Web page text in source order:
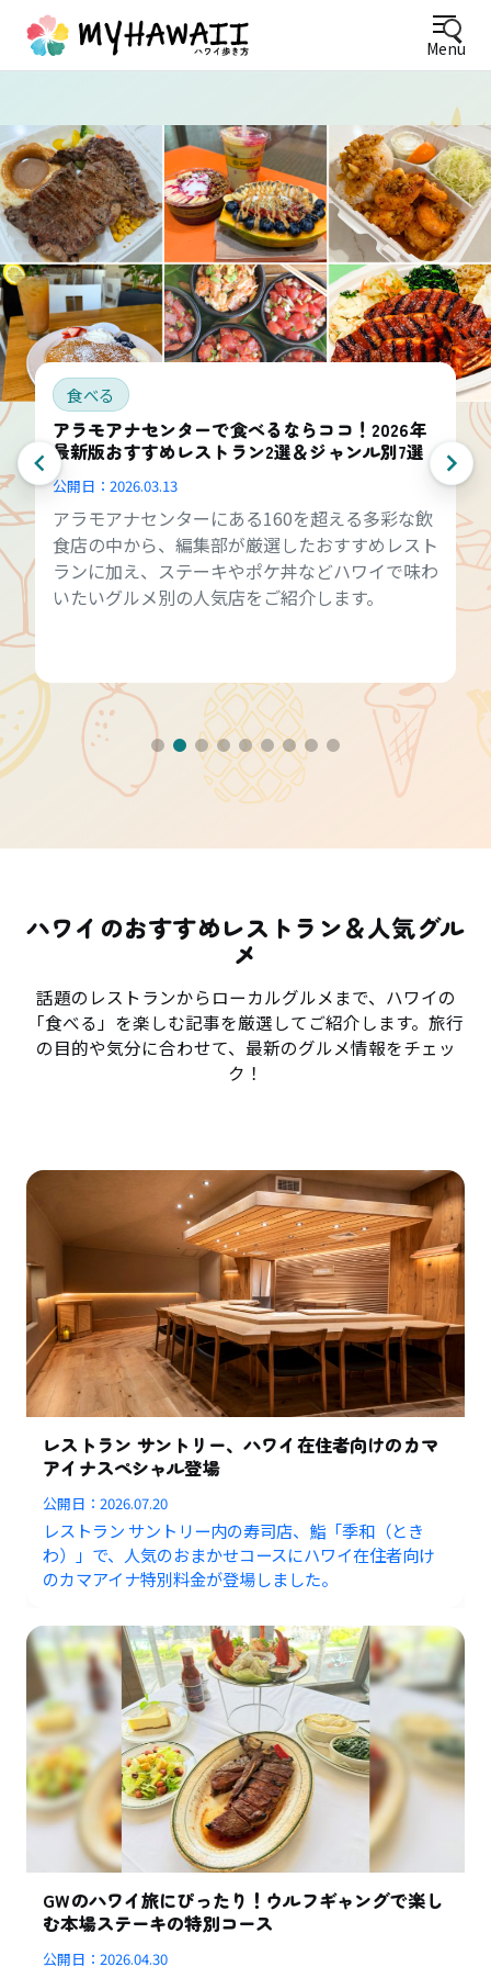
Menu
食べる
アラモアナセンターで食べるならココ！2026年
最新版おすすめレストラン2選＆ジャンル別7選
公開日： 2026.03.13
アラモアナセンターにある160を超える多彩な飲
食店の中から、編集部が厳選したおすすめレスト
ランに加え、ステーキやポケ丼などハワイで味わ
いたいグルメ別の人気店をご紹介します。
ハワイのおすすめレストラン＆人気グル
メ
話題のレストランからローカルグルメまで、ハワイの
「食べる」を楽しむ記事を厳選してご紹介します。旅行
の目的や気分に合わせて、最新のグルメ情報をチェッ
ク！
レストラン サントリー、ハワイ在住者向けのカマ
アイナスペシャル登場
公開日：2026.07.20
レストラン サントリー内の寿司店、鮨「季和（とき
わ）」で、人気のおまかせコースにハワイ在住者向け
のカマアイナ特別料金が登場しました。
GWのハワイ旅にぴったり！ウルフギャングで楽し
む本場ステーキの特別コース
公開日：2026.04.30